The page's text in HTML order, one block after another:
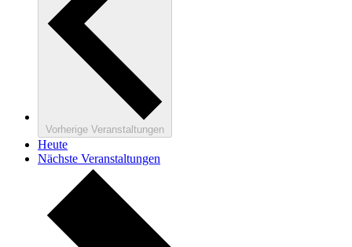
Vorherige Veranstaltungen
Heute
Nächste Veranstaltungen